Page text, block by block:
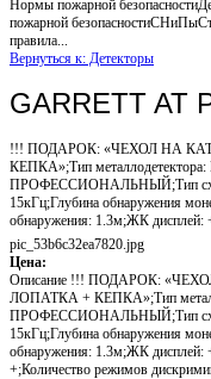
Нормы пожарной
пожарной
правила...
Вернуться к: Детекторы
GARRETT AT
!!! ПОДАРОК: «ЧЕХОЛ НА
КЕПКА»;Тип
ПРОФЕССИОНАЛЬНЫЙ;Тип
15кГц;Глубина обнаружения
обнаружения: 1.3м;ЖК дисплей:
pic_53b6c32ea7820.jpg
Цена:
Описание !!! ПОДАРОК:
ЛОПАТКА + КЕПКА»;Тип
ПРОФЕССИОНАЛЬНЫЙ;Тип
15кГц;Глубина обнаружения
обнаружения: 1.3м;ЖК дисплей:
+;Количество режимов